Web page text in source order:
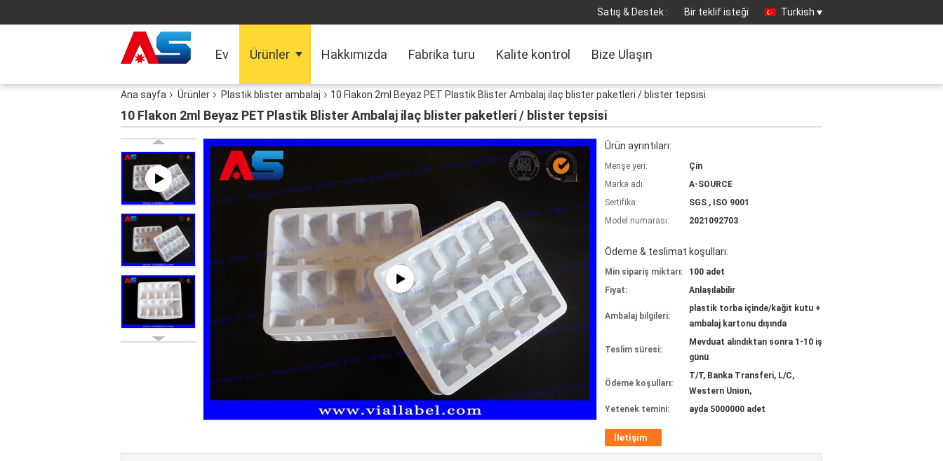
Satış & Destek : Bir teklif isteği Turkish
Ev Ürünler Hakkımızda Fabrika turu Kalite kontrol Bize Ulaşın
Ana sayfa Ürünler Plastik blister ambalaj 10 Flakon 2ml Beyaz PET Plastik Blister Ambalaj ilaç blister paketleri / blister tepsisi
10 Flakon 2ml Beyaz PET Plastik Blister Ambalaj ilaç blister paketleri / blister tepsisi
Ürün ayrıntıları:
Menşe yeri:
Çin
Marka adı:
A-SOURCE
Sertifika:
SGS , ISO 9001
Model numarası:
2021092703
Ödeme & teslimat koşulları:
Min sipariş miktarı:
100 adet
Fiyat:
Anlaşılabilir
Ambalaj bilgileri:
plastik torba içinde/kağit kutu +
ambalaj kartonu dışında
Teslim süresi:
Mevduat alındıktan sonra 1-10 iş
günü
Ödeme koşulları:
T/T, Banka Transferi, L/C,
Western Union,
Yetenek temini:
ayda 5000000 adet
İletişim